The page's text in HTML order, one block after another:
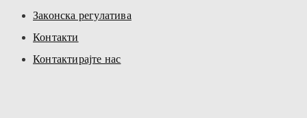
Законска регулатива
Контакти
Контактирајте нас